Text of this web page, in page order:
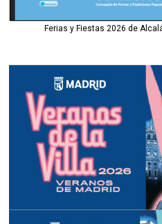
Ferias y Fiestas 2026 de